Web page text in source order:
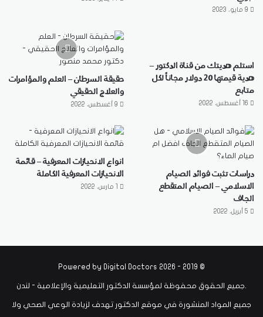
9 مايو، 2023
استلم هديتك من قناة الدكتور –
هدية قيمتها 20 دولار مجاناً لكل
متابع
16 أغسطس، 2022
حقيقة السرطان – العلم والمؤامرات
والعلاج الحقيقي
9 أغسطس، 2022
دراسات تثبت فوائد الصيام
الاسلامي – الصيام المتقطع
الجاف
5 أبريل، 2022
انواع الانحيازات المعرفية – قائمة
الانحيازات المعرفية الكاملة
© 2019 - 2026 Powered by
Digital Doctors
.جميع الحقوق محفوظة لمؤسسة الدكتور التعليمية والإعلامية - لندن
جميع المواد المنشورة في موقع الدكتور تهدف لزيادة الوعي الصحي ولا